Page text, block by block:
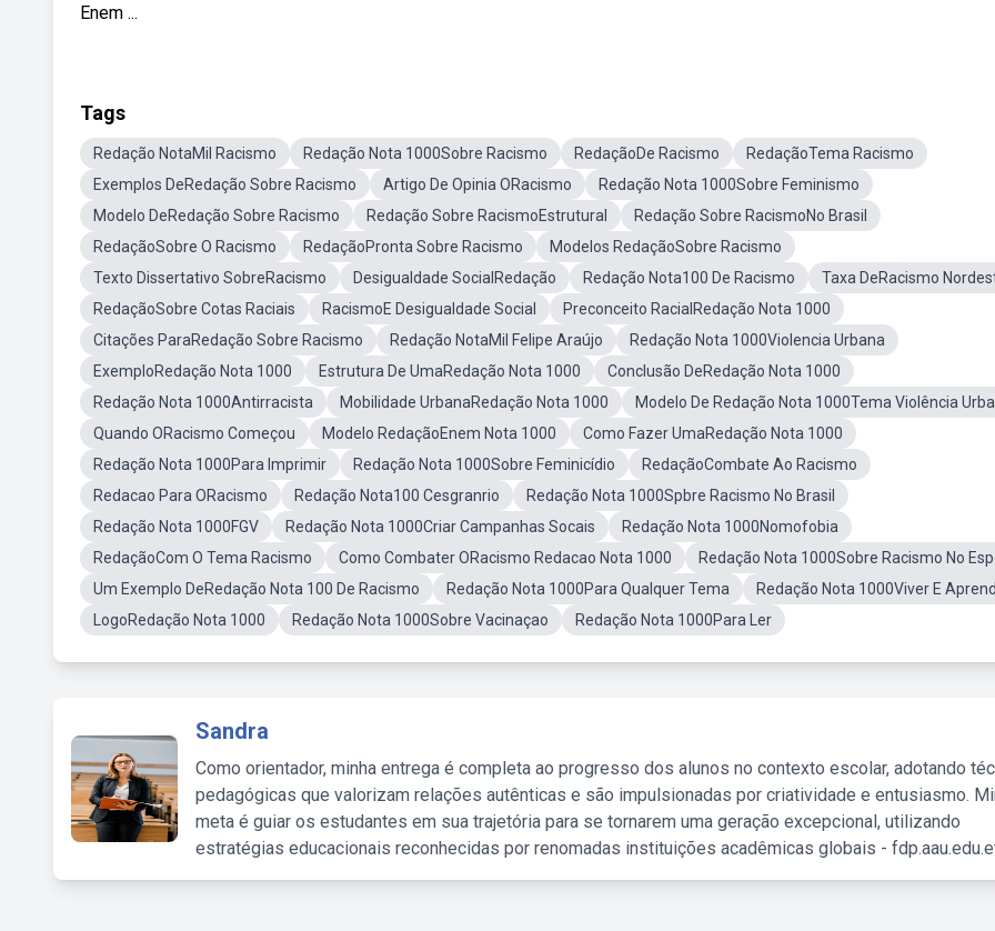
Enem ...
Tags
Redação NotaMil Racismo Redação Nota 1000Sobre Racismo RedaçãoDe Racismo
RedaçãoTema Racismo
Exemplos DeRedação Sobre Racismo
Artigo De Opinia ORacismo
Redação Nota 1000Sobre Feminismo
Modelo DeRedação Sobre Racismo
Redação Sobre RacismoEstrutural
Redação Sobre RacismoNo Brasil
RedaçãoSobre O Racismo
RedaçãoPronta Sobre Racismo
Modelos RedaçãoSobre Racismo
Texto Dissertativo SobreRacismo
Desigualdade SocialRedação Redação Nota100 De Racismo
Taxa DeRacismo
RedaçãoSobre Cotas Raciais
RacismoE Desigualdade Social
Preconceito RacialRedação Nota 1000
Citações ParaRedação Sobre Racismo
Redação NotaMil Felipe Araújo
Redação Nota 1000Violencia Urbana
ExemploRedação Nota 1000
Estrutura De UmaRedação Nota 1000
Conclusão DeRedação Nota 1000
Redação Nota 1000Antirracista
Mobilidade UrbanaRedação Nota 1000
Modelo De Redação Nota 1000Tema Violência
Quando ORacismo Começou
Modelo RedaçãoEnem Nota 1000
Como Fazer UmaRedação Nota 1000
Redação Nota 1000Para Imprimir
Redação Nota 1000Sobre Feminicídio
RedaçãoCombate Ao Racismo
Redacao Para ORacismo
Redação Nota100 Cesgranrio
Redação Nota 1000Spbre Racismo No Brasil
Redação Nota 1000FGV
Redação Nota 1000Criar Campanhas Socais
Redação Nota 1000Nomofobia
RedaçãoCom O Tema Racismo
Como Combater ORacismo Redacao Nota 1000
Redação Nota 1000Sobre Racismo No
Um Exemplo DeRedação Nota 100 De Racismo
Redação Nota 1000Para Qualquer Tema
Redação Nota 1000Viver E
LogoRedação Nota 1000
Redação Nota 1000Sobre Vacinaçao Redação Nota 1000Para Ler
Sandra
Como orientador, minha entrega é completa ao progresso dos alunos no contexto escolar, adotando
pedagógicas que valorizam relações autênticas e são impulsionadas por criatividade e entusiasmo.
meta é guiar os estudantes em sua trajetória para se tornarem uma geração excepcional, utilizando
estratégias educacionais reconhecidas por renomadas instituições acadêmicas globais -